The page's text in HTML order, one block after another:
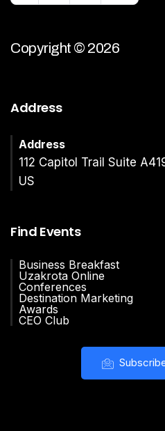
Copyright © 2026
Address
Address
112 Capitol Trail Suite
US
Find Events
Business Breakfast
Uzakrota Online
Conferences
Destination Marketing
Awards
CEO Club